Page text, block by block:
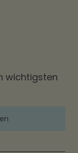
wichtigsten